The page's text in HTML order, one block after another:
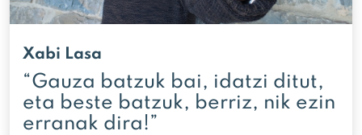
Xabi Lasa
“Gauza batzuk bai, idatzi ditut,
eta beste batzuk, berriz, nik ezin
erranak dira!”